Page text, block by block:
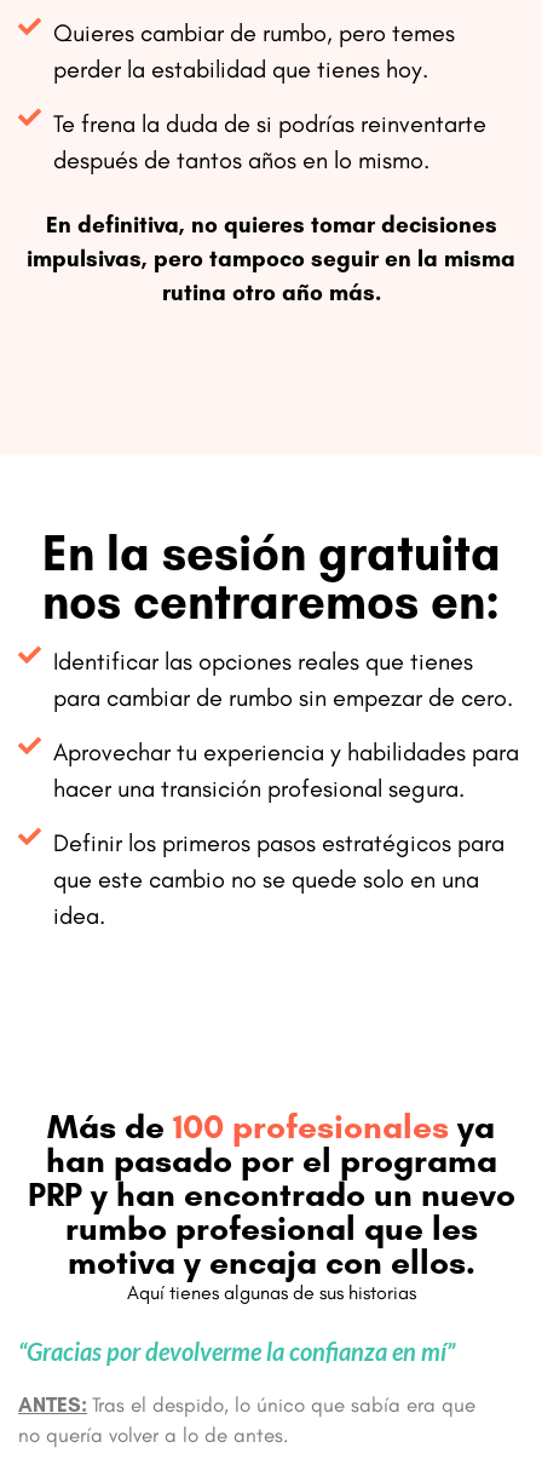
Quieres cambiar de rumbo, pero temes
perder la estabilidad que tienes hoy.
Te frena la duda de si podrías reinventarte
después de tantos años en lo mismo.
En definitiva, no quieres tomar decisiones
impulsivas, pero tampoco seguir en la misma
rutina otro año más.
En la sesión gratuita
nos centraremos en:
Identificar las opciones reales que tienes
para cambiar de rumbo sin empezar de cero.
Aprovechar tu experiencia y habilidades para
hacer una transición profesional segura.
Definir los primeros pasos estratégicos para
que este cambio no se quede solo en una
idea.
Más de 100 profesionalesya
han pasado por el programa
PRP y han encontrado un nuevo
rumbo profesional que les
motiva y encaja con ellos.
Aquí tienes algunas de sus historias
“Gracias por devolverme la confianza en mí”
ANTES: Tras el despido, lo único que sabía era que
no quería volver a lo de antes.